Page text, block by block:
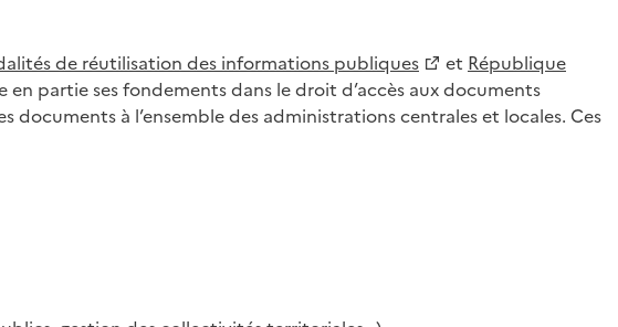
de réutilisation des informations publiques et République
en partie ses fondements dans le droit d’accès aux documents
à l’ensemble des administrations centrales et locales. Ces